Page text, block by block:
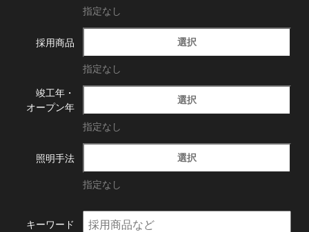
指定なし
採用商品 選択
指定なし
竣工年・
オープン年
選択
指定なし
照明手法 選択
指定なし
キーワード